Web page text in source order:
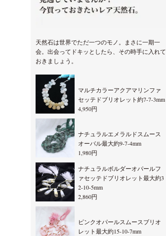
天然石は世界でただ一つのモノ。まさに一期一
会。出会ってドキッとしたら、その時手に入れて
おきましょう。
マルチカラーアクアマリンファ
セッテドブリオレット約7-7-3mm
4,950円
ナチュラルエメラルドスムース
オーバル最大約9-7-4mm
1,980円
ナチュラルボルダーオパールフ
ァセッテドブリオレット最大約3
2-10-5mm
2,860円
ピンクオパールスムースブリオ
レット最大約15-10-7mm